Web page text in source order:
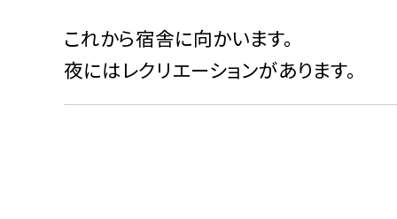
これから宿舎に向かいます。
夜にはレクリエーションがあります。